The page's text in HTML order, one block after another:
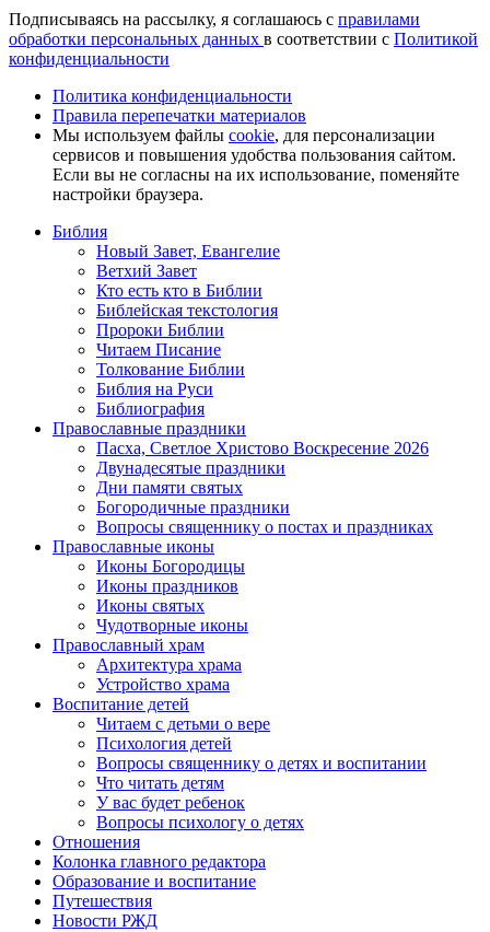
Подписываясь на рассылку, я соглашаюсь с правилами
обработки персональных данных в соответствии с Политикой
конфиденциальности
Политика конфиденциальности
Правила перепечатки материалов
Мы используем файлы cookie, для персонализации
сервисов и повышения удобства пользования сайтом.
Если вы не согласны на их использование, поменяйте
настройки браузера.
Библия
Новый Завет, Евангелие
Ветхий Завет
Кто есть кто в Библии
Библейская текстология
Пророки Библии
Читаем Писание
Толкование Библии
Библия на Руси
Библиография
Православные праздники
Пасха, Светлое Христово Воскресение 2026
Двунадесятые праздники
Дни памяти святых
Богородичные праздники
Вопросы священнику о постах и праздниках
Православные иконы
Иконы Богородицы
Иконы праздников
Иконы святых
Чудотворные иконы
Православный храм
Архитектура храма
Устройство храма
Воспитание детей
Читаем с детьми о вере
Психология детей
Вопросы священнику о детях и воспитании
Что читать детям
У вас будет ребенок
Вопросы психологу о детях
Отношения
Колонка главного редактора
Образование и воспитание
Путешествия
Новости РЖД